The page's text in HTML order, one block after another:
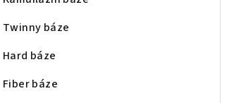
Twinny báze
Hard báze
Fiber báze